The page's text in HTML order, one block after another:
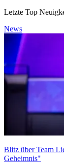
Letzte Top
News
Blitz über Team
Geheimnis"